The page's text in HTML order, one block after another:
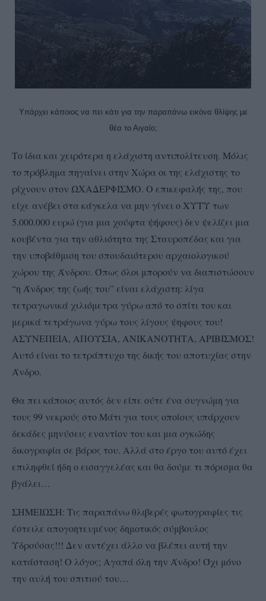
Υπάρχει κάποιος να πει κάτι για την παραπάνω εικόνα θλίψης με
θέα το Αιγαίο;
Το ίδια και χειρότερα η ελάχιστη αντιπολίτευση. Μόλις
το πρόβλημα πηγαίνει στην Χώρα οι της ελάχιστης το
ρίχνουν στον ΩΧΑΔΕΡΦΙΣΜΟ. Ο επικεφαλής της, που
είχε ανέβει στα κάγκελα να μην γίνει ο ΧΥΤΥ των
5.000.000 ευρώ (για μια χούφτα ψήφους) δεν ψελίζει μια
κουβέντα για την αθλιότητα της Σταυροπέδας και για
την υποβάθμιση του σπουδαιότερου αρχαιολογικού
χώρου της Άνδρου. Όπως όλοι μπορούν να διαπιστώσουν
“η Άνδρος της ζωής του” είναι ελάχιστη: λίγα
τετραγωνικά χιλιόμετρα γύρω από το σπίτι του και
μερικά τετράγωνα γύρω τους λίγους ψηφους του!
ΑΣΥΝΕΠΕΙΑ, ΑΠΟΥΣΙΑ, ΑΝΙΚΑΝΟΤΗΤΑ, ΑΡΙΒΙΣΜΟΣ!
Αυτό είναι το τετράπτυχο της δικής του αποτυχίας στην
Άνδρο.
Θα πει κάποιος αυτός δεν είπε ούτε ένα συγνώμη για
τους 99 νεκρούς στο Μάτι για τους οποίους υπάρχουν
δεκάδες μηνύσεις εναντίον του και μια ογκώδης
δικογραφία σε βάρος του. Αλλά στο έργο του αυτό έχει
επιληφθεί ήδη ο εισαγγελέας και θα δούμε τι πόρισμα θα
βγάλει…
ΣΗΜΕΙΩΣΗ: Τις παραπάνω θλιβερές φωτογραφίες τις
έστειλε απογοητευμένος δημοτικός σύμβουλος
Υδρούσας!!! Δεν αντέχει άλλο να βλέπει αυτή την
κατάσταση! Ο λόγος; Αγαπά όλη την Άνδρο! Όχι μόνο
την αυλή του σπιτιού του…